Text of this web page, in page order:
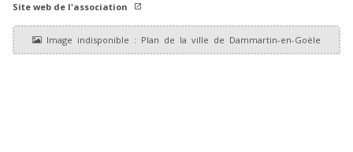
Site web de l'association